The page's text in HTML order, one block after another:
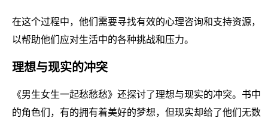
在这个过程中，他们需要寻找有效的心理咨询和支持资源，
以帮助他们应对生活中的各种挑战和压力。
理想与现实的冲突
《男生女生一起愁愁愁》还探讨了理想与现实的冲突。书中
的角色们，有的拥有着美好的梦想，但现实却给了他们无数